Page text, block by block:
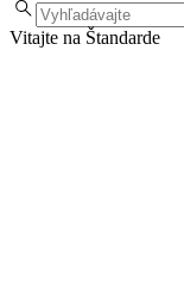
Vitajte na Štandarde